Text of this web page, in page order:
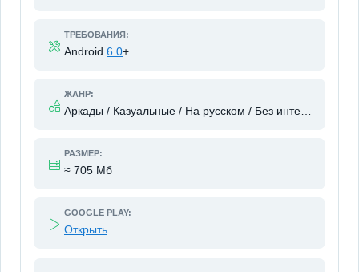
ТРЕБОВАНИЯ:
Android 6.0+
ЖАНР:
РАЗМЕР:
≈ 705 Мб
GOOGLE PLAY:
Открыть